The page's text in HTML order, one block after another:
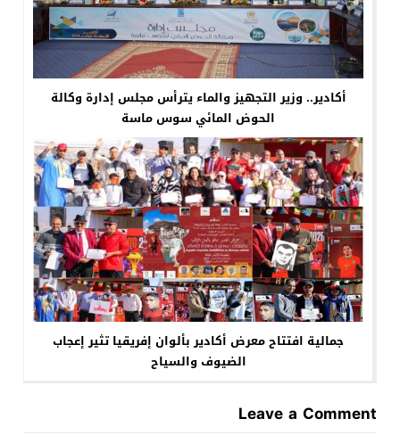
أكادير.. وزير التجهيز والماء يترأس مجلس إدارة وكالة
الحوض المائي سوس ماسة
جمالية افتتاح معرض أكادير بألوان إفريقيا تثير إعجاب
الضيوف والسياح
Leave a Comment